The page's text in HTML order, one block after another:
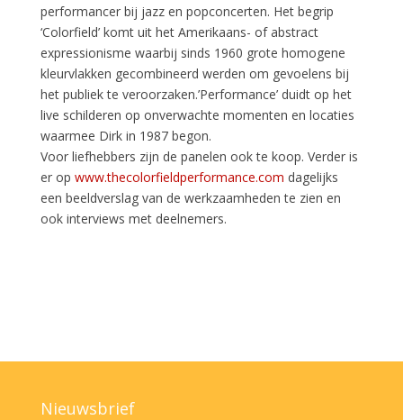
performancer bij jazz en popconcerten. Het begrip
‘Colorfield’ komt uit het Amerikaans- of abstract
expressionisme waarbij sinds 1960 grote homogene
kleurvlakken gecombineerd werden om gevoelens bij
het publiek te veroorzaken.’Performance’ duidt op het
live schilderen op onverwachte momenten en locaties
waarmee Dirk in 1987 begon.
Voor liefhebbers zijn de panelen ook te koop. Verder is
er op www.thecolorfieldperformance.com dagelijks
een beeldverslag van de werkzaamheden te zien en
ook interviews met deelnemers.
Nieuwsbrief